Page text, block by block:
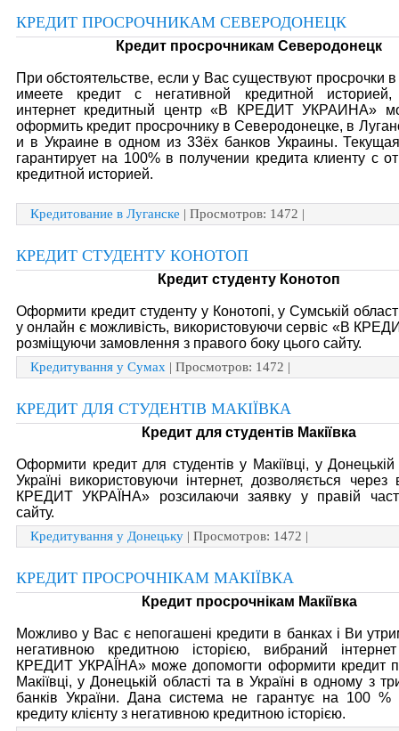
КРЕДИТ ПРОСРОЧНИКАМ СЕВЕРОДОНЕЦК
Кредит просрочникам Северодонецк
При обстоятельстве, если у Вас существуют просрочки
имеете кредит с негативной кредитной
интернет кредитный центр «В КРЕДИТ УКРАИНА»
оформить кредит просрочнику в Северодонецке, в
и в Украине в одном из 33ёх банков Украины.
гарантирует на 100% в получении кредита клиенту с
кредитной историей.
Кредитование в Луганске | Просмотров: 1472 |
КРЕДИТ СТУДЕНТУ КОНОТОП
Кредит студенту Конотоп
Оформити кредит студенту у Конотопі, у Сумській
у онлайн є можливість, використовуючи сервіс «В
розміщуючи замовлення з правого боку цього сайту.
Кредитування у Сумах | Просмотров: 1472 |
КРЕДИТ ДЛЯ СТУДЕНТІВ МАКІЇВКА
Кредит для студентів Макіївка
Оформити кредит для студентів у Макіївці, у Донецькій
Україні використовуючи інтернет, дозволяється
КРЕДИТ УКРАЇНА» розсилаючи заявку у правій
сайту.
Кредитування у Донецьку | Просмотров: 1472 |
КРЕДИТ ПРОСРОЧНІКАМ МАКІЇВКА
Кредит просрочнікам Макіївка
Можливо у Вас є непогашені кредити в банках і Ви
негативною кредитною історією, вибраний
КРЕДИТ УКРАЇНА» може допомогти оформити кредит
Макіївці, у Донецькій області та в Україні в одному з
банків України. Дана система не гарантує на 100 %
кредиту клієнту з негативною кредитною історією.